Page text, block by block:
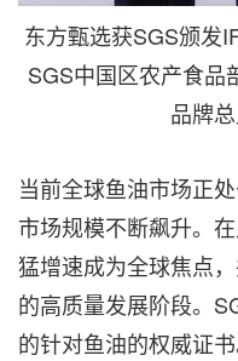
东方甄选获SGS颁发
SGS中国区农产食品
品牌
当前全球鱼油市场正
市场规模不断飙升。
猛增速成为全球焦点
的高质量发展阶段。
的针对鱼油的权威证